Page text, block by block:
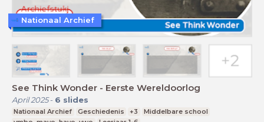
See Think Wonder - Eerste Wereldoorlog
April 2025- 6 slides
Nationaal Archief Geschiedenis +3
Middelbare school
Nationaal Archief